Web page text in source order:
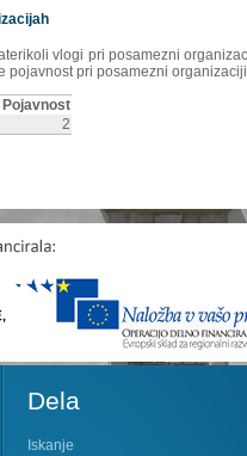
vlogi pri posamezni
pojavnost pri posamezni
Pojavnost
2
Dela
Iskanje